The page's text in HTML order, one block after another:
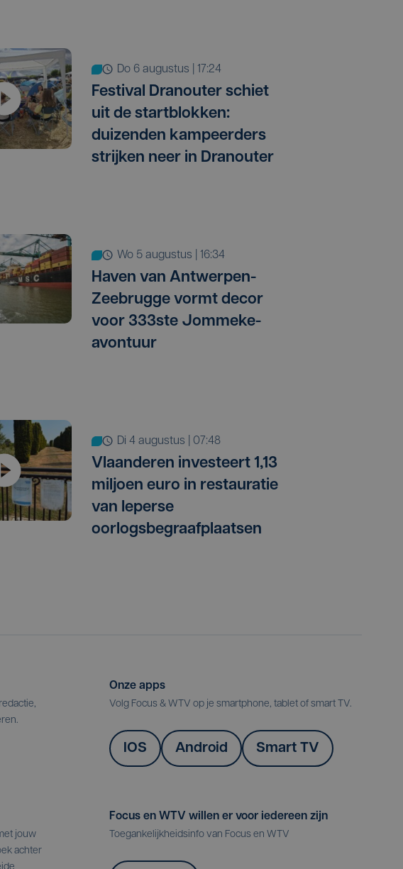
do 6 augustus | 17:24
Festival Dranouter schiet
uit de startblokken:
duizenden kampeerders
strijken neer in Dranouter
wo 5 augustus | 16:34
Haven van Antwerpen-
Zeebrugge vormt decor
voor 333ste Jommeke-
avontuur
di 4 augustus | 07:48
Vlaanderen investeert 1,13
miljoen euro in restauratie
van Ieperse
oorlogsbegraafplaatsen
Onze apps
Volg Focus & WTV op je smartphone, tablet of smart TV.
IOS Android Smart TV
jouw
achter
Focus en WTV willen er voor iedereen zijn
Toegankelijkheidsinfo van Focus en WTV